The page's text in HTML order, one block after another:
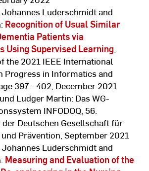
Johannes Luderschmidt and
Recognition of Usual Similar
Patients via
Using Supervised Learning,
the 2021 IEEE International
Progress in Informatics and
397 - 402, December 2021
Ludger Martin: Das WG-
INFODOQ, 56.
Deutschen Gesellschaft für
Prävention, September 2021
Johannes Luderschmidt and
Measuring and Evaluation of the